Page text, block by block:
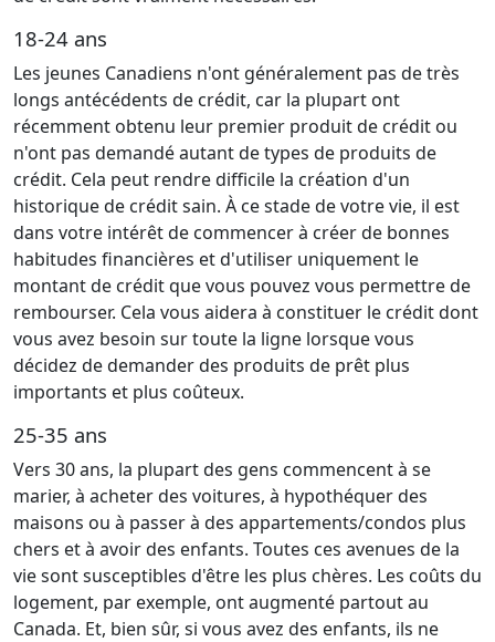
18-24 ans
Les jeunes Canadiens n'ont généralement pas de très
longs antécédents de crédit, car la plupart ont
récemment obtenu leur premier produit de crédit ou
n'ont pas demandé autant de types de produits de
crédit. Cela peut rendre difficile la création d'un
historique de crédit sain. À ce stade de votre vie, il est
dans votre intérêt de commencer à créer de bonnes
habitudes financières et d'utiliser uniquement le
montant de crédit que vous pouvez vous permettre de
rembourser. Cela vous aidera à constituer le crédit dont
vous avez besoin sur toute la ligne lorsque vous
décidez de demander des produits de prêt plus
importants et plus coûteux.
25-35 ans
Vers 30 ans, la plupart des gens commencent à se
marier, à acheter des voitures, à hypothéquer des
maisons ou à passer à des appartements/condos plus
chers et à avoir des enfants. Toutes ces avenues de la
vie sont susceptibles d'être les plus chères. Les coûts du
logement, par exemple, ont augmenté partout au
Canada. Et, bien sûr, si vous avez des enfants, ils ne